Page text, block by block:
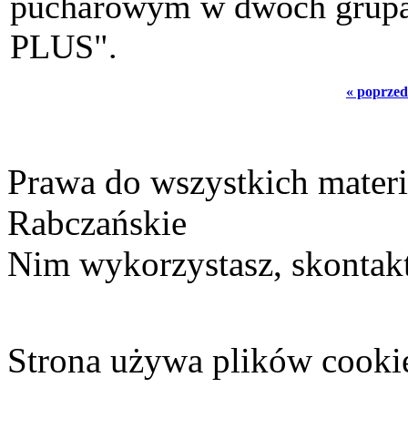
PLUS".
«
Prawa do wszystkich
Rabczańskie
Nim wykorzystasz,
Strona używa plików